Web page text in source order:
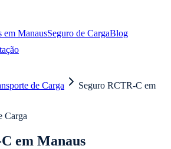
em ManausSeguro de CargaBlog
de Carga
Seguro RCTR-C em
Carga
em Manaus